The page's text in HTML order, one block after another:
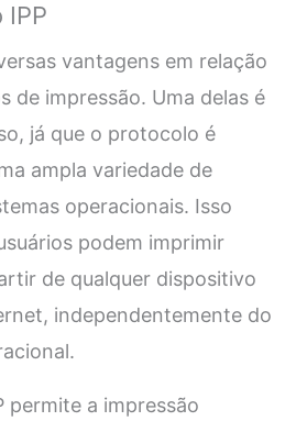
IPP
vantagens em relação
de impressão. Uma delas é
já que o protocolo é
ampla variedade de
operacionais. Isso
podem imprimir
de qualquer dispositivo
independentemente do
permite a impressão